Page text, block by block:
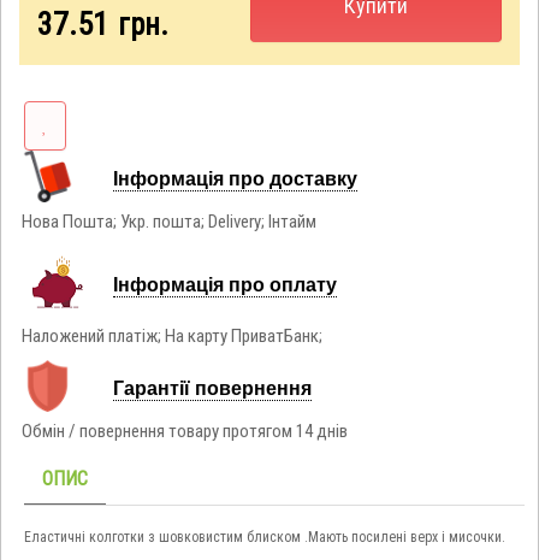
37.51 грн.
Інформація про доставку
Нова Пошта; Укр. пошта; Delivery; Інтайм
Інформація про оплату
Наложений платіж; На карту ПриватБанк;
Гарантії повернення
Обмін / повернення товару протягом 14 днів
ОПИС
Еластичні колготки з шовковистим блиском .Мають посилені верх і мисочки.